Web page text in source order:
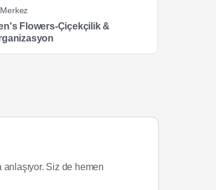
Merkez
Flowers-Çiçekçilik &
Siz de hemen